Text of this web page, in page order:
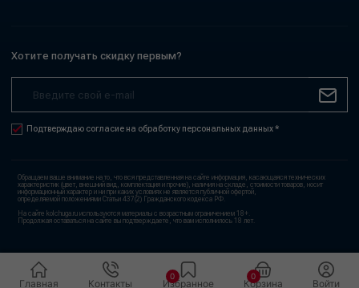
Хотите получать скидку первым?
Подтверждаю согласие на обработку персональных данных *
Обращаем ваше внимание на то, что вся представленная на сайте информация, касающаяся технических
характеристик (цвет, внешний вид, комплектация и прочие), наличия на складе, стоимости товаров, носит
информационный характер и ни при каких условиях не является публичной офертой,
определяемой положениями Статьи 437(2) Гражданского кодекса РФ.
На сайте kolchuga.ru используются материалы с возрастным ограничением 18+.
Продолжая оставаться на сайте вы подтверждаете, что вам исполнилось 18 лет.
Главная Контакты Избранное
0
Корзина
0
Войти